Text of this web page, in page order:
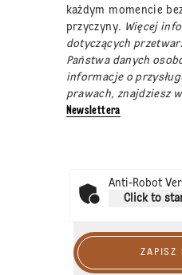
każdym momencie
przyczyny. Więcej
dotyczących
Państwa danych
informacje o
prawach, znajdziesz
Newslettera
Anti-Robot
Click to
ZAPISZ